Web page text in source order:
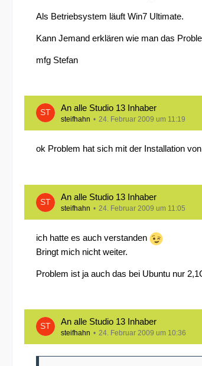
Als Betriebsystem läuft Win7 Ultimate.
Kann Jemand erklären wie man das
mfg Stefan
An alle Studio 13 Inhaber
steifhahn 24. Februar 2009 um 11:19
ok Problem hat sich mit der Installation
An alle Studio 13 Inhaber
steifhahn 24. Februar 2009 um 11:05
ich hatte es auch verstanden
Bringt mich nicht weiter.
Problem ist ja auch das bei Ubuntu nur
An alle Studio 13 Inhaber
steifhahn 24. Februar 2009 um 10:36